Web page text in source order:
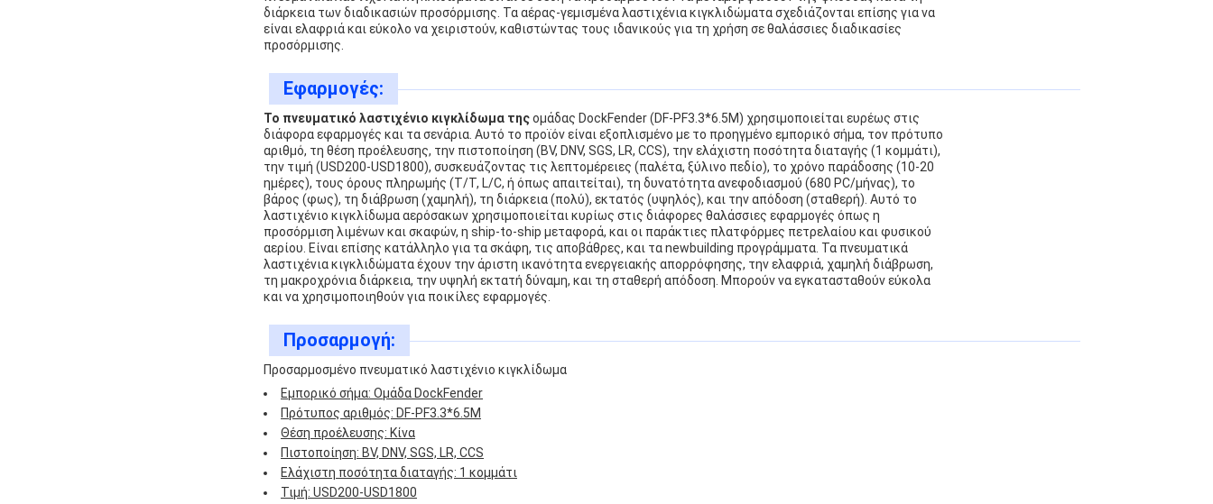
διάρκεια των διαδικασιών προσόρμισης. Τα αέρας-γεμισμένα λαστιχένια κιγκλιδώματα σχεδιάζονται επίσης για να
είναι ελαφριά και εύκολο να χειριστούν, καθιστώντας τους ιδανικούς για τη χρήση σε θαλάσσιες διαδικασίες
προσόρμισης.
Εφαρμογές:
Το πνευματικό λαστιχένιο κιγκλίδωμα τηςομάδας DockFender (DF-PF3.3*6.5M) χρησιμοποιείται ευρέως στις
διάφορα εφαρμογές και τα σενάρια. Αυτό το προϊόν είναι εξοπλισμένο με το προηγμένο εμπορικό σήμα, τον πρότυπο
αριθμό, τη θέση προέλευσης, την πιστοποίηση (BV, DNV, SGS, LR, CCS), την ελάχιστη ποσότητα διαταγής (1 κομμάτι),
την τιμή (USD200-USD1800), συσκευάζοντας τις λεπτομέρειες (παλέτα, ξύλινο πεδίο), το χρόνο παράδοσης (10-20
ημέρες), τους όρους πληρωμής (T/T, L/C, ή όπως απαιτείται), τη δυνατότητα ανεφοδιασμού (680 PC/μήνας), το
βάρος (φως), τη διάβρωση (χαμηλή), τη διάρκεια (πολύ), εκτατός (υψηλός), και την απόδοση (σταθερή). Αυτό το
λαστιχένιο κιγκλίδωμα αερόσακων χρησιμοποιείται κυρίως στις διάφορες θαλάσσιες εφαρμογές όπως η
προσόρμιση λιμένων και σκαφών, η ship-to-ship μεταφορά, και οι παράκτιες πλατφόρμες πετρελαίου και φυσικού
αερίου. Είναι επίσης κατάλληλο για τα σκάφη, τις αποβάθρες, και τα newbuilding προγράμματα. Τα πνευματικά
λαστιχένια κιγκλιδώματα έχουν την άριστη ικανότητα ενεργειακής απορρόφησης, την ελαφριά, χαμηλή διάβρωση,
τη μακροχρόνια διάρκεια, την υψηλή εκτατή δύναμη, και τη σταθερή απόδοση. Μπορούν να εγκατασταθούν εύκολα
και να χρησιμοποιηθούν για ποικίλες εφαρμογές.
Προσαρμογή:
Προσαρμοσμένο πνευματικό λαστιχένιο κιγκλίδωμα
Εμπορικό σήμα: Ομάδα DockFender
Πρότυπος αριθμός: DF-PF3.3*6.5M
Θέση προέλευσης: Κίνα
Πιστοποίηση: BV, DNV, SGS, LR, CCS
Ελάχιστη ποσότητα διαταγής: 1 κομμάτι
Τιμή: USD200-USD1800